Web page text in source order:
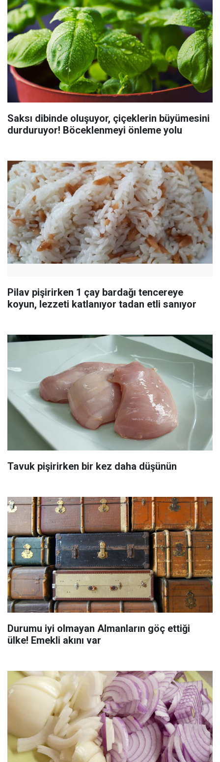
Saksı dibinde oluşuyor, çiçeklerin büyümesini
durduruyor! Böceklenmeyi önleme yolu
Pilav pişirirken 1 çay bardağı tencereye
koyun, lezzeti katlanıyor tadan etli sanıyor
Tavuk pişirirken bir kez daha düşünün
Durumu iyi olmayan Almanların göç ettiği
ülke! Emekli akını var